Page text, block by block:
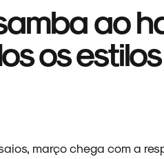
ao
os estilos
março chega com a